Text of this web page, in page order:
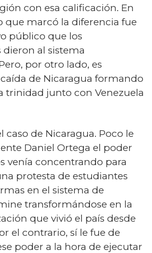
con esa calificación. En
que marcó la diferencia fue
público que los
dieron al sistema
por otro lado, es
de Nicaragua formando
trinidad junto con Venezuela
caso de Nicaragua. Poco le
Daniel Ortega el poder
venía concentrando para
protesta de estudiantes
en el sistema de
transformándose en la
que vivió el país desde
el contrario, sí le fue de
poder a la hora de ejecutar